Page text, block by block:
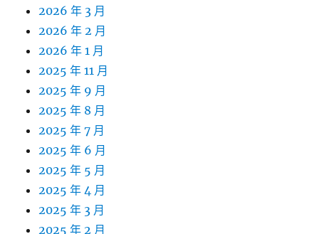
2026 年 3 月
2026 年 2 月
2026 年 1 月
2025 年 11 月
2025 年 9 月
2025 年 8 月
2025 年 7 月
2025 年 6 月
2025 年 5 月
2025 年 4 月
2025 年 3 月
2025 年 2 月